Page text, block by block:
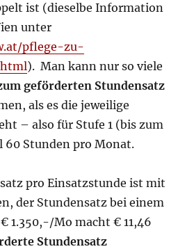
ist (dieselbe Information
unter
pflege-zu-
). Man kann nur so viele
geförderten Stundensatz
als es die jeweilige
– also für Stufe 1 (bis zum
60 Stunden pro Monat.
pro Einsatzstunde ist mit
der Stundensatz bei einem
1.350,-/Mo macht € 11,46
Stundensatz